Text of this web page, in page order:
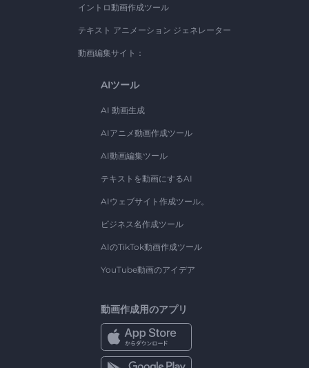
イントロ動画作成ツール
テキスト アニメーション ジェネレーター
動画編集サイト：
AIツール
AI 動画生成
AIアニメ動画作成ツール
AI動画編集ツール
テキストを動画にするAI
AIウェブサイト作成ツール。
ビジネス名作成ツール
AIのTikTok動画作成ツール
YouTube動画のアイデア
動画作成用のアプリ